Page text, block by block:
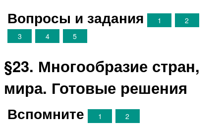
Вопросы и задания 1
2
3
4 5
§23. Многообразие стран,
мира. Готовые решения
Вспомните 1 2